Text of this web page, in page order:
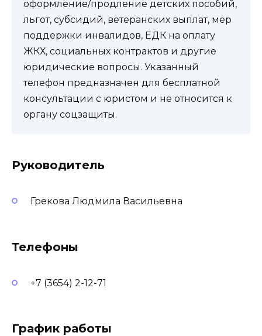
оформление/продление детских пособий,
льгот, субсидий, ветеранских выплат, мер
поддержки инвалидов, ЕДК на оплату
ЖКХ, социальных контрактов и другие
юридические вопросы. Указанный
телефон предназначен для бесплатной
консультации с юристом и не относится к
органу соцзащиты.
Руководитель
Грекова Людмила Васильевна
Телефоны
+7 (3654) 2-12-71
График работы